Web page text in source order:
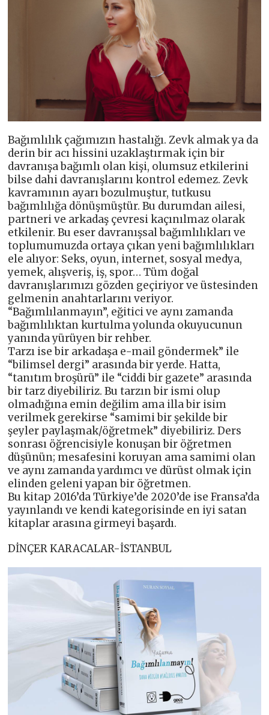
Bağımlılık çağımızın hastalığı. Zevk almak ya da
derin bir acı hissini uzaklaştırmak için bir
davranışa bağımlı olan kişi, olumsuz etkilerini
bilse dahi davranışlarını kontrol edemez. Zevk
kavramının ayarı bozulmuştur, tutkusu
bağımlılığa dönüşmüştür. Bu durumdan ailesi,
partneri ve arkadaş çevresi kaçınılmaz olarak
etkilenir. Bu eser davranışsal bağımlılıkları ve
toplumumuzda ortaya çıkan yeni bağımlılıkları
ele alıyor: Seks, oyun, internet, sosyal medya,
yemek, alışveriş, iş, spor… Tüm doğal
davranışlarımızı gözden geçiriyor ve üstesinden
gelmenin anahtarlarını veriyor.
“Bağımlılanmayın”, eğitici ve aynı zamanda
bağımlılıktan kurtulma yolunda okuyucunun
yanında yürüyen bir rehber.
Tarzı ise bir arkadaşa e-mail göndermek” ile
“bilimsel dergi” arasında bir yerde. Hatta,
“tanıtım broşürü” ile “ciddi bir gazete” arasında
bir tarz diyebiliriz. Bu tarzın bir ismi olup
olmadığına emin değilim ama illa bir isim
verilmek gerekirse “samimi bir şekilde bir
şeyler paylaşmak/öğretmek” diyebiliriz. Ders
sonrası öğrencisiyle konuşan bir öğretmen
düşünün; mesafesini koruyan ama samimi olan
ve aynı zamanda yardımcı ve dürüst olmak için
elinden geleni yapan bir öğretmen.
Bu kitap 2016’da Türkiye’de 2020’de ise Fransa’da
yayınlandı ve kendi kategorisinde en iyi satan
kitaplar arasına girmeyi başardı.
DİNÇER KARACALAR-İSTANBUL